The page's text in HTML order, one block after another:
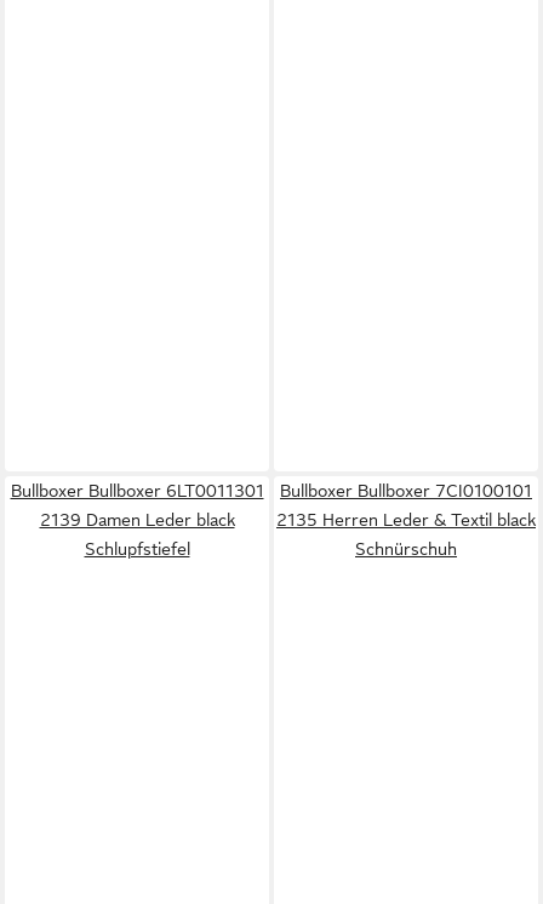
Bullboxer Bullboxer 6LT0011301
2139 Damen Leder black
Schlupfstiefel
Bullboxer Bullboxer 7CI0100101
2135 Herren Leder & Textil black
Schnürschuh